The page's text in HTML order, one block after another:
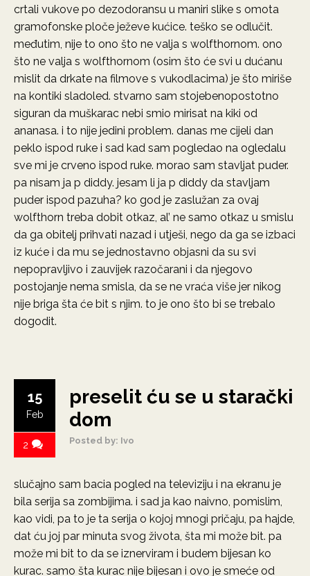
crtali vukove po dezodoransu u maniri slike s omota
gramofonske ploče ježeve kućice. teško se odlučit.
međutim, nije to ono što ne valja s wolfthornom. ono
što ne valja s wolfthornom (osim što će svi u dućanu
mislit da drkate na filmove s vukodlacima) je što miriše
na kontiki sladoled. stvarno sam stojebenopostotno
siguran da muškarac nebi smio mirisat na kiki od
ananasa. i to nije jedini problem. danas me cijeli dan
peklo ispod ruke i sad kad sam pogledao na ogledalu
sve mi je crveno ispod ruke. morao sam stavljat puder.
pa nisam ja p diddy. jesam li ja p diddy da stavljam
puder ispod pazuha? ko god je zaslužan za ovaj
wolfthorn treba dobit otkaz, al’ ne samo otkaz u smislu
da ga obitelj prihvati nazad i utješi, nego da ga se izbaci
iz kuće i da mu se jednostavno objasni da su svi
nepopravljivo i zauvijek razočarani i da njegovo
postojanje nema smisla, da se ne vraća više jer nikog
nije briga šta će bit s njim. to je ono što bi se trebalo
dogodit.
preselit ću se u starački
dom
Posted by: Ivo
15
Feb
2
slučajno sam bacia pogled na televiziju i na ekranu je
bila serija sa zombijima. i sad ja kao naivno, pomislim,
kao vidi, pa to je ta serija o kojoj mnogi pričaju, pa hajde,
dat ću joj par minuta svog života, šta mi može bit. pa
može mi bit to da se iznerviram i budem bijesan ko
kurac. samo šta kurac nije bijesan i ovo je smeće od